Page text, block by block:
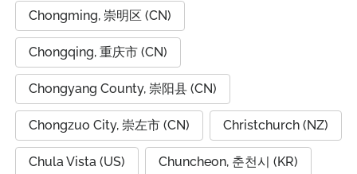
Chongming, 崇明区 (CN)
Chongqing, 重庆市 (CN)
Chongyang County, 崇阳县 (CN)
Chongzuo City, 崇左市 (CN) Christchurch (NZ)
Chula Vista (US) Chuncheon, 춘천시 (KR)